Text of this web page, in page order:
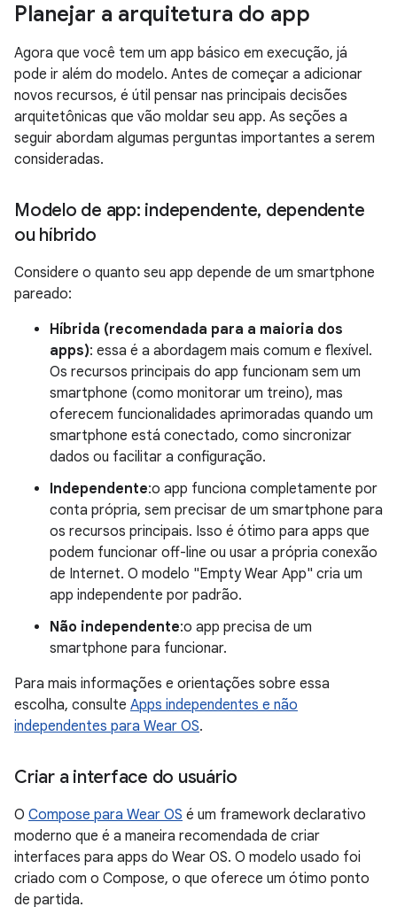
Planejar a arquitetura do app
Agora que você tem um app básico em execução, já
pode ir além do modelo. Antes de começar a adicionar
novos recursos, é útil pensar nas principais decisões
arquitetônicas que vão moldar seu app. As seções a
seguir abordam algumas perguntas importantes a serem
consideradas.
Modelo de app: independente, dependente
ou híbrido
Considere o quanto seu app depende de um smartphone
pareado:
Híbrida (recomendada para a maioria dos
apps): essa é a abordagem mais comum e flexível.
Os recursos principais do app funcionam sem um
smartphone (como monitorar um treino), mas
oferecem funcionalidades aprimoradas quando um
smartphone está conectado, como sincronizar
dados ou facilitar a configuração.
Independente:o app funciona completamente por
conta própria, sem precisar de um smartphone para
os recursos principais. Isso é ótimo para apps que
podem funcionar off-line ou usar a própria conexão
de Internet. O modelo "Empty Wear App" cria um
app independente por padrão.
Não independente:o app precisa de um
smartphone para funcionar.
Para mais informações e orientações sobre essa
escolha, consulte Apps independentes e não
independentes para Wear OS.
Criar a interface do usuário
O Compose para Wear OS é um framework declarativo
moderno que é a maneira recomendada de criar
interfaces para apps do Wear OS. O modelo usado foi
criado com o Compose, o que oferece um ótimo ponto
de partida.